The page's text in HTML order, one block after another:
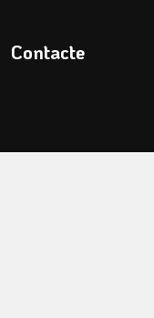
Contacte